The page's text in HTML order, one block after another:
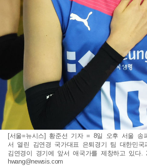
[서울=뉴시스] 황준선 기자 = 8일 오후 서울 송
서 열린 김연경 국가대표 은퇴경기 팀 대한민국
김연경이 경기에 앞서 애국가를 제창하고 있다.
hwang@newsis.com